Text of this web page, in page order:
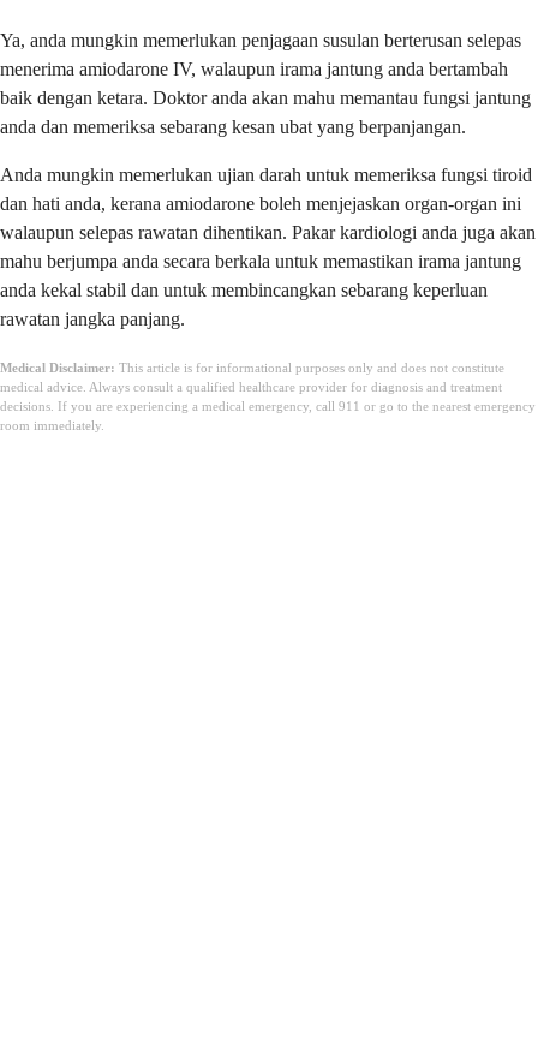
Ya, anda mungkin memerlukan penjagaan susulan berterusan selepas
menerima amiodarone IV, walaupun irama jantung anda bertambah
baik dengan ketara. Doktor anda akan mahu memantau fungsi jantung
anda dan memeriksa sebarang kesan ubat yang berpanjangan.
Anda mungkin memerlukan ujian darah untuk memeriksa fungsi tiroid
dan hati anda, kerana amiodarone boleh menjejaskan organ-organ ini
walaupun selepas rawatan dihentikan. Pakar kardiologi anda juga akan
mahu berjumpa anda secara berkala untuk memastikan irama jantung
anda kekal stabil dan untuk membincangkan sebarang keperluan
rawatan jangka panjang.
Medical Disclaimer: This article is for informational purposes only and does not constitute
medical advice. Always consult a qualified healthcare provider for diagnosis and treatment
decisions. If you are experiencing a medical emergency, call 911 or go to the nearest emergency
room immediately.